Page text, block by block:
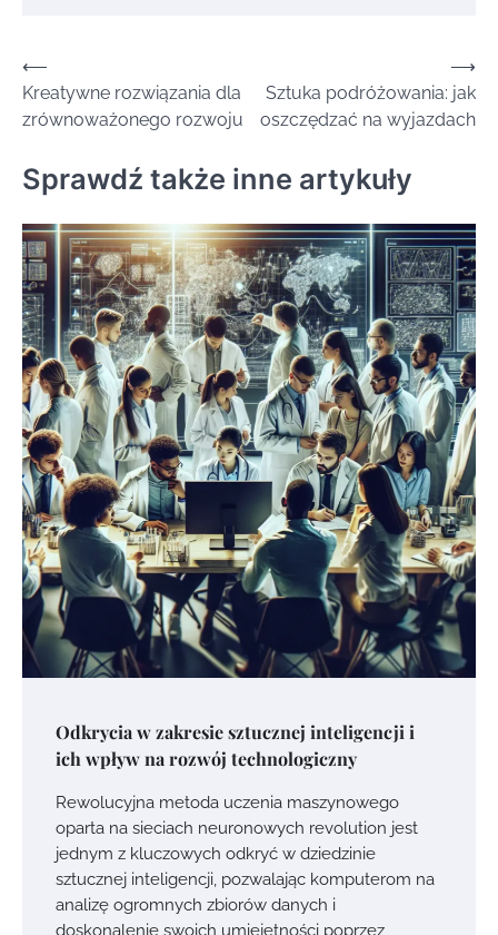
Nawigacja
wpisu
⟵
Kreatywne rozwiązania dla
zrównoważonego rozwoju
Sztuka podróżowania: jak
oszczędzać na wyjazdach
⟶
Sprawdź także inne artykuły
Odkrycia w zakresie sztucznej inteligencji i
ich wpływ na rozwój technologiczny
Rewolucyjna metoda uczenia maszynowego
oparta na sieciach neuronowych revolution jest
jednym z kluczowych odkryć w dziedzinie
sztucznej inteligencji, pozwalając komputerom na
analizę ogromnych zbiorów danych i
doskonalenie swoich umiejętności poprzez